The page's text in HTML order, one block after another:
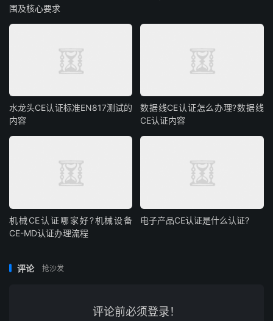
围及核心要求
水龙头CE认证标准EN817测试的
内容
数据线CE认证怎么办理?数据线
CE认证内容
机械CE认证哪家好?机械设备
CE-MD认证办理流程
电子产品CE认证是什么认证?
评论 抢沙发
评论前必须登录！